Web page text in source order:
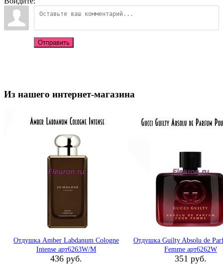
Отправить
Из нашего интернет-магазина
Отдушка Amber Labdanum Cologne
Intense арт6263W/M
436 руб.
Отдушка Guilty Absolu de
Femme арт6262W
351 руб.